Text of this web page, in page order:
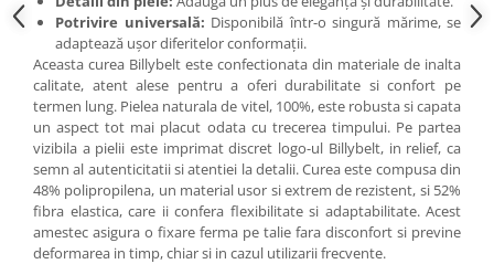
Potrivire universală: Disponibilă într-o singură mărime, se
adaptează ușor diferitelor conformații.
Aceasta curea Billybelt este confectionata din materiale de inalta
calitate, atent alese pentru a oferi durabilitate si confort pe
termen lung. Pielea naturala de vitel, 100%, este robusta si capata
un aspect tot mai placut odata cu trecerea timpului. Pe partea
vizibila a pielii este imprimat discret logo-ul Billybelt, in relief, ca
semn al autenticitatii si atentiei la detalii. Curea este compusa din
48% polipropilena, un material usor si extrem de rezistent, si 52%
fibra elastica, care ii confera flexibilitate si adaptabilitate. Acest
amestec asigura o fixare ferma pe talie fara disconfort si previne
deformarea in timp, chiar si in cazul utilizarii frecvente.